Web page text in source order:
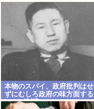
い大人は排除しないといけな
本物のスパイ、政府批判はせ
ずにむしろ政府の味方面する
ことが判明